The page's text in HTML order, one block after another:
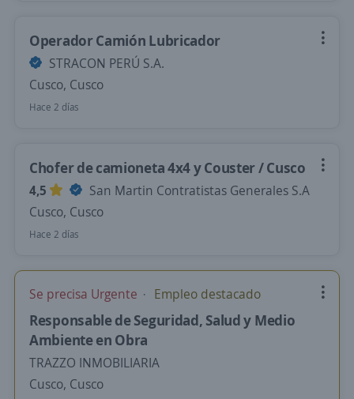
Operador Camión Lubricador
STRACON PERÚ S.A.
Cusco, Cusco
Hace 2 días
Chofer de camioneta 4x4 y Couster / Cusco
4,5
San Martin Contratistas Generales S.A
Cusco, Cusco
Hace 2 días
Se precisa Urgente Empleo destacado
Responsable de Seguridad, Salud y Medio
Ambiente en Obra
TRAZZO INMOBILIARIA
Cusco, Cusco